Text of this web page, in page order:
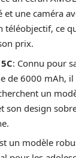
une caméra
téléobjectif, ce
prix.
: Connu pour
de 6000 mAh,
un
son design
un modèle